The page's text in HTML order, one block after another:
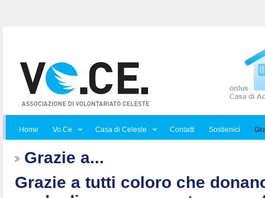
Home Vo.Ce Casa di Celeste Contatti Sostienici
Grazie a...
Grazie a tutti coloro che